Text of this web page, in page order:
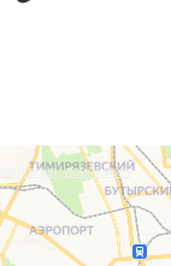
поиск мест